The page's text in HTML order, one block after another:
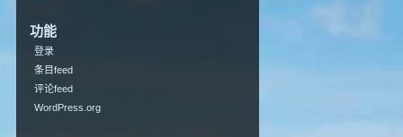
功能
登录
条目feed
评论feed
WordPress.org